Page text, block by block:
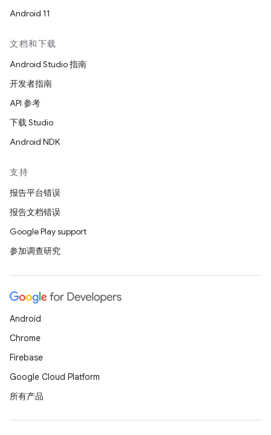
Android 11
文档和下载
Android Studio 指南
开发者指南
API 参考
下载 Studio
Android NDK
支持
报告平台错误
报告文档错误
Google Play support
参加调查研究
Android
Chrome
Firebase
Google Cloud Platform
所有产品